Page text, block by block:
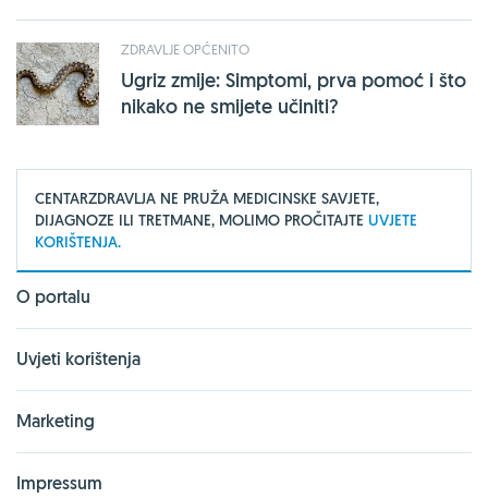
ZDRAVLJE OPĆENITO
Ugriz zmije: Simptomi, prva pomoć i što
nikako ne smijete učiniti?
CENTARZDRAVLJA NE PRUŽA MEDICINSKE SAVJETE,
DIJAGNOZE ILI TRETMANE, MOLIMO PROČITAJTE UVJETE
KORIŠTENJA.
O portalu
Uvjeti korištenja
Marketing
Impressum